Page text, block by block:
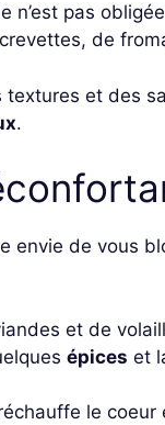
n’est pas
de
textures et des
.
envie de vous
et de
épices et
le coeur